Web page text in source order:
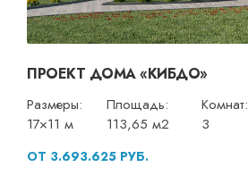
ПРОЕКТ ДОМА «КИБДО»
Размеры:
17×11 м
Площадь:
113,65 м2
Комнат:
3
ОТ 3.693.625 РУБ.